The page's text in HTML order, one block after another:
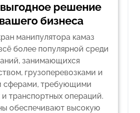
решение
бизнеса
манипулятора камаз
более популярной среди
занимающихся
грузоперевозками и
сферами, требующими
транспортных операций.
обеспечивают высокую